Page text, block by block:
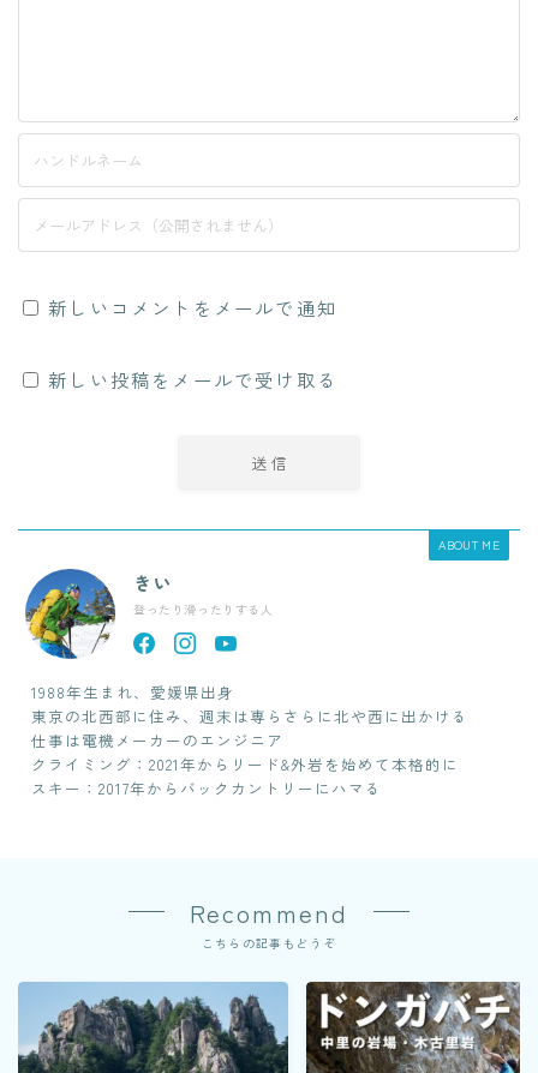
新しいコメントをメールで通知
新しい投稿をメールで受け取る
ABOUT ME
きい
登ったり滑ったりする人
1988年生まれ、愛媛県出身
東京の北西部に住み、週末は専らさらに北や西に出かける
仕事は電機メーカーのエンジニア
クライミング：2021年からリード&外岩を始めて本格的に
スキー：2017年からバックカントリーにハマる
Recommend
こちらの記事もどうぞ